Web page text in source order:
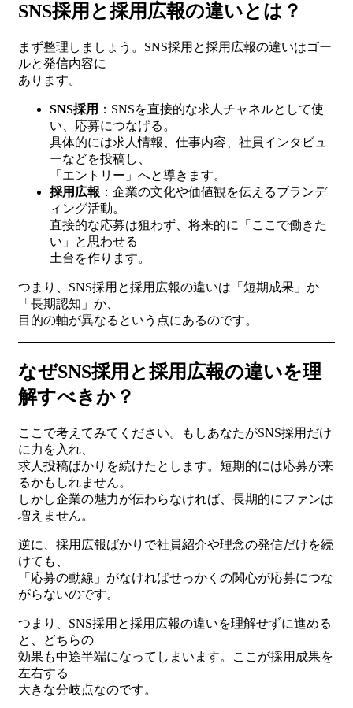
SNS採用と採用広報の違いとは？
まず整理しましょう。SNS採用と採用広報の違いはゴー
ルと発信内容に
あります。
SNS採用 ：SNSを直接的な求人チャネルとして使
い、応募につなげる。
具体的には求人情報、仕事内容、社員インタビュ
ーなどを投稿し、
「エントリー」へと導きます。
採用広報 ：企業の文化や価値観を伝えるブランデ
ィング活動。
直接的な応募は狙わず、将来的に「ここで働きた
い」と思わせる
土台を作ります。
つまり、SNS採用と採用広報の違いは「短期成果」か
「長期認知」か、
目的の軸が異なるという点にあるのです。
なぜSNS採用と採用広報の違いを理
解すべきか？
ここで考えてみてください。もしあなたがSNS採用だけ
に力を入れ、
求人投稿ばかりを続けたとします。短期的には応募が来
るかもしれません。
しかし企業の魅力が伝わらなければ、長期的にファンは
増えません。
逆に、採用広報ばかりで社員紹介や理念の発信だけを続
けても、
「応募の動線」がなければせっかくの関心が応募につな
がらないのです。
つまり、SNS採用と採用広報の違いを理解せずに進める
と、どちらの
効果も中途半端になってしまいます。ここが採用成果を
左右する
大きな分岐点なのです。